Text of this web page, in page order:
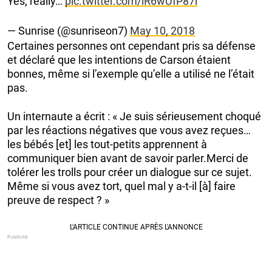
— Sunrise (@sunriseon7) May 10, 2018
Certaines personnes ont cependant pris sa défense
et déclaré que les intentions de Carson étaient
bonnes, même si l’exemple qu’elle a utilisé ne l’était
pas.
Un internaute a écrit : « Je suis sérieusement choqué
par les réactions négatives que vous avez reçues…
les bébés [et] les tout-petits apprennent à
communiquer bien avant de savoir parler.Merci de
tolérer les trolls pour créer un dialogue sur ce sujet.
Même si vous avez tort, quel mal y a-t-il [à] faire
preuve de respect ? »